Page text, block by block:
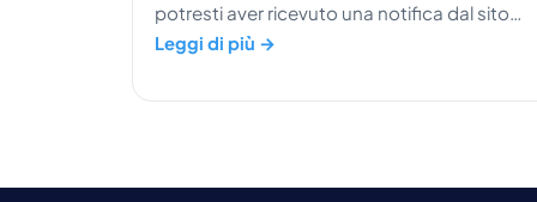
potresti aver ricevuto una notifica dal sito
riguardo al cambiamento nella struttura della
questo? A partire dal 7.12.2020, Airbnb ha
Leggi di più →